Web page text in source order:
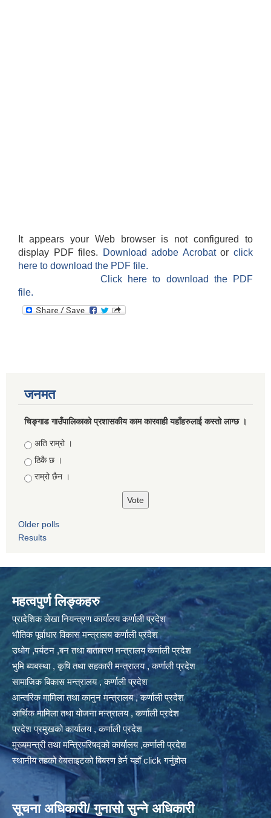
It appears your Web browser is not configured to
display PDF files.
Download adobe Acrobatorclick
here to download the PDF file.
Click here to download the PDF
file.
जनमत
चिङ्गाड गाउँपालिकाको प्रशासकीय काम कारवाही यहाँहरुलाई कस्तो लाग्छ ।
Choices
अति राम्रो ।
ठिकै छ ।
राम्रो छैन ।
Older polls
Results
महत्वपुर्ण लिङ्कहरु
प्रादेशिक लेखा नियन्त्रण कार्यालय कर्णाली प्रदेश
भौतिक पूर्वाधार विकास मन्त्रालय कर्णाली प्रदेश
उधोग ,पर्यटन ,बन तथा बातावरण मन्त्रालय कर्णाली प्रदेश
भुमि ब्यबस्था , कृषि तथा सहकारी मन्त्रालय , कर्णाली प्रदेश
सामाजिक बिकास मन्त्रालय , कर्णाली प्रदेश
आन्तरिक मामिला तथा कानुन मन्त्रालय , कर्णाली प्रदेश
आर्थिक मामिला तथा योजना मन्त्रालय , कर्णाली प्रदेश
प्रदेश प्रमुखको कार्यालय , कर्णाली प्रदेश
मुख्यमन्त्री तथा मन्त्रिपरिषद्को कार्यालय ,कर्णाली प्रदेश
स्थानीय तहको वेबसाइटको बिबरण हेर्न यहाँ click गर्नुहोस
सूचना अधिकारी/ गुनासो सुन्ने अधिकारी